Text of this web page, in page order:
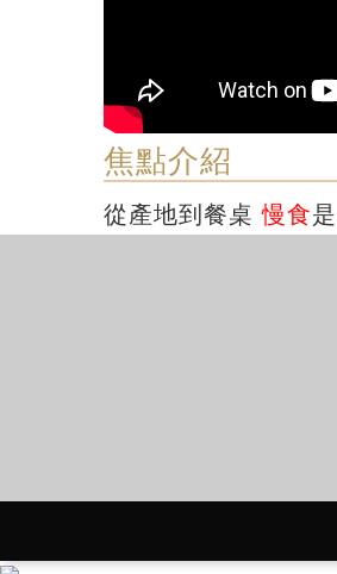
焦點介紹
從產地到餐桌慢食